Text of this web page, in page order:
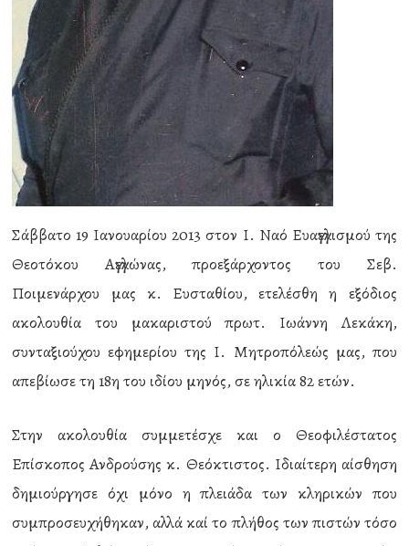
Σάββατο 19 Ιανουαρίου 2013 στον Ι. Ναό Ευαγγελισμού της
Θεοτόκου Αγγελώνας, προεξάρχοντος του Σεβ.
Ποιμενάρχου μας κ. Ευσταθίου, ετελέσθη η εξόδιος
ακολουθία του μακαριστού πρωτ. Ιωάννη Λεκάκη,
συνταξιούχου εφημερίου της Ι. Μητροπόλεώς μας, που
απεβίωσε τη 18η του ιδίου μηνός, σε ηλικία 82 ετών.
Στην ακολουθία συμμετέσχε και ο Θεοφιλέστατος
Επίσκοπος Ανδρούσης κ. Θεόκτιστος. Ιδιαίτερη αίσθηση
δημιούργησε όχι μόνο η πλειάδα των κληρικών που
συμπροσευχήθηκαν, αλλά καί το πλήθος των πιστών τόσο